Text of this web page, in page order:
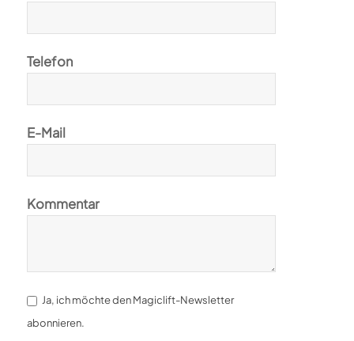
Telefon
E-Mail
Kommentar
Ja, ich möchte den Magiclift-Newsletter
abonnieren.